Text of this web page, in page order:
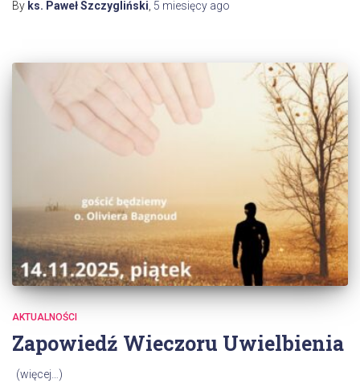
By ks. Paweł Szczygliński 5 miesięcy ago
AKTUALNOŚCI
Zapowiedź Wieczoru Uwielbienia
(więcej…)